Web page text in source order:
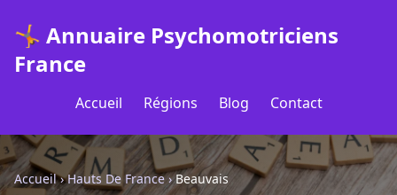
🤸 Annuaire Psychomotriciens
France
Accueil Régions Blog Contact
Accueil›Hauts De France›Beauvais